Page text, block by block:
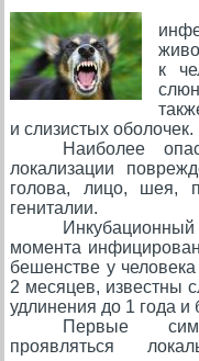
к
и слизистых оболочек.
Наиболее
локализации
голова, лицо, шея,
гениталии.
момента
бешенстве у
2 месяцев, известны
удлинения до 1 года и
Первые
проявляться